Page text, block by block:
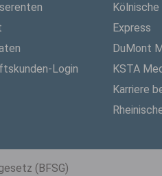
Login
Kölnische
Express
DuMont
KSTA
Karriere
(BFSG)